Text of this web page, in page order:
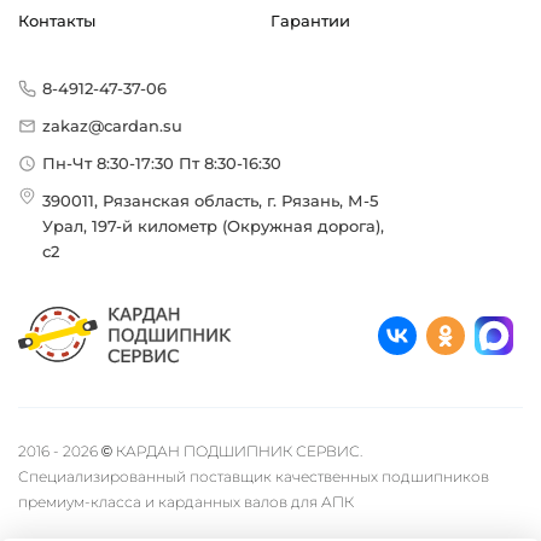
Контакты
Гарантии
8-4912-47-37-06
zakaz@cardan.su
Пн-Чт 8:30-17:30 Пт 8:30-16:30
390011, Рязанская область, г. Рязань, М-5
Урал, 197-й километр (Окружная дорога),
с2
2016 - 2026 © КАРДАН ПОДШИПНИК СЕРВИС.
Специализированный поставщик качественных подшипников
премиум-класса и карданных валов для АПК